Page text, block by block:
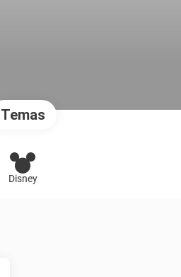
Temas
Disney